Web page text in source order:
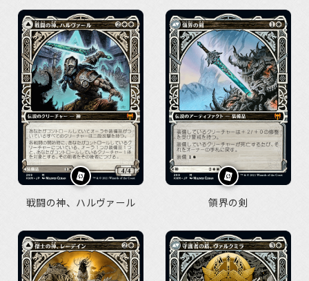
戦闘の神、ハルヴァール 領界の剣